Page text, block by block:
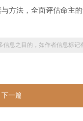
方法，全面评估命主
息之目的，如作者信息标记
下一篇